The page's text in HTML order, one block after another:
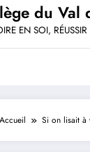
du Val
EN SOI, RÉUSSIR
Accueil Si on lisait à